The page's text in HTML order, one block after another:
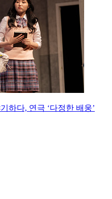
하다, 연극 ‘다정한 배웅’